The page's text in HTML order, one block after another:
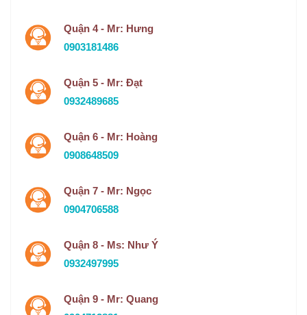
Quận 4 - Mr: Hưng
0903181486
Quận 5 - Mr: Đạt
0932489685
Quận 6 - Mr: Hoàng
0908648509
Quận 7 - Mr: Ngọc
0904706588
Quận 8 - Ms: Như Ý
0932497995
Quận 9 - Mr: Quang